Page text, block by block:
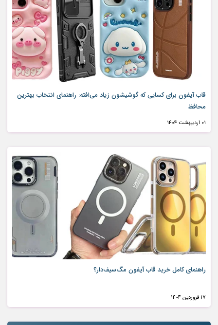
قاب آیفون برای کسایی که گوشیشون زیاد می‌افته: راهنمای انتخاب بهترین
محافظ
01 ارديبهشت 1404
راهنمای کامل خرید قاب آیفون مگ‌سیف‌دار؟
17 فروردین 1404